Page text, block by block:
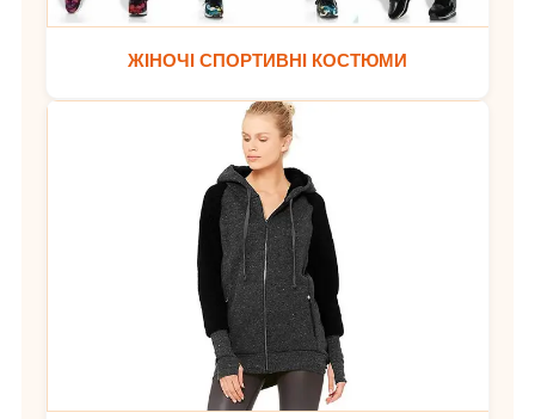
ЖІНОЧІ СПОРТИВНІ КОСТЮМИ